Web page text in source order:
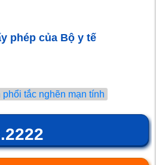
phép của Bộ y tế
phổi tắc nghẽn mạn tính